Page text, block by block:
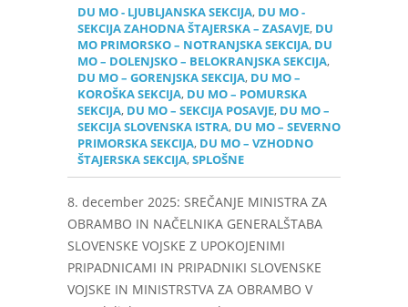
DU MO - LJUBLJANSKA SEKCIJA, DU MO -
SEKCIJA ZAHODNA ŠTAJERSKA – ZASAVJE, DU
MO PRIMORSKO – NOTRANJSKA SEKCIJA, DU
MO – DOLENJSKO – BELOKRANJSKA SEKCIJA,
DU MO – GORENJSKA SEKCIJA, DU MO –
KOROŠKA SEKCIJA, DU MO – POMURSKA
SEKCIJA, DU MO – SEKCIJA POSAVJE, DU MO –
SEKCIJA SLOVENSKA ISTRA, DU MO – SEVERNO
PRIMORSKA SEKCIJA, DU MO – VZHODNO
ŠTAJERSKA SEKCIJA,SPLOŠNE
8. december 2025: SREČANJE MINISTRA ZA
OBRAMBO IN NAČELNIKA GENERALŠTABA
SLOVENSKE VOJSKE Z UPOKOJENIMI
PRIPADNICAMI IN PRIPADNIKI SLOVENSKE
VOJSKE IN MINISTRSTVA ZA OBRAMBO V